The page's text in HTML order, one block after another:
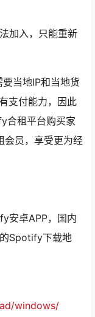
加入，只能重新
当地IP和当地货
支付能力，因此
合租平台购买家
会员，享受更为经
安卓APP，国内
Spotify下载地
windows/